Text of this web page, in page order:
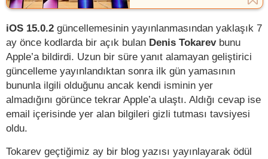
iOS 15.0.2 güncellemesinin yayınlanmasından yaklaşık 7
ay önce kodlarda bir açık bulan Denis Tokarevbunu
Apple’a bildirdi. Uzun bir süre yanıt alamayan geliştirici
güncelleme yayınlandıktan sonra ilk gün yamasının
bununla ilgili olduğunu ancak kendi isminin yer
almadığını görünce tekrar Apple’a ulaştı. Aldığı cevap ise
email içerisinde yer alan bilgileri gizli tutması tavsiyesi
oldu.
Tokarev geçtiğimiz ay bir blog yazısı yayınlayarak ödül